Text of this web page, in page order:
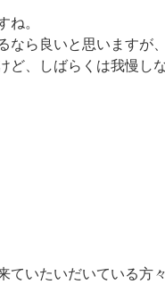
ね。
なら良いと思いますが
ど、しばらくは我慢し
ていたいだいている方